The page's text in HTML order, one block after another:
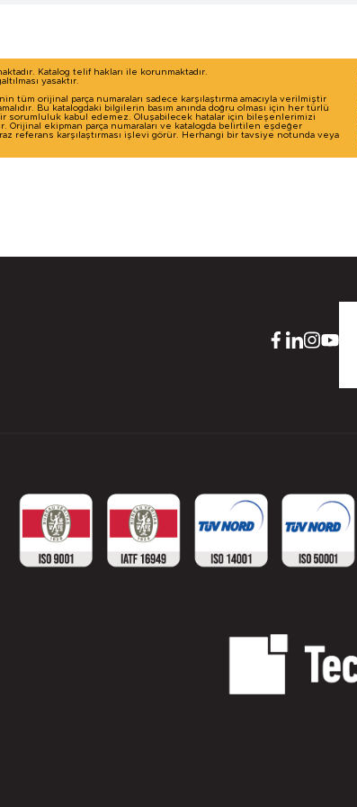
Katalog telif hakları ile korunmaktadır.
yasaktır.
tüm orijinal parça numaraları sadece karşılaştırma amacıyla verilmiştir
Bu katalogdaki bilgilerin basım anında doğru olması için her türlü
sorumluluk kabul edemez. Oluşabilecek hatalar için bileşenlerimizi
Orijinal ekipman parça numaraları ve katalogda belirtilen eşdeğer
referans karşılaştırması işlevi görür. Herhangi bir tavsiye notunda veya